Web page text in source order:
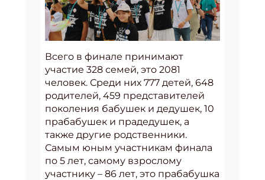
Всего в финале принимают
участие 328 семей, это 2081
человек. Среди них 777 детей, 648
родителей, 459 представителей
поколения бабушек и дедушек, 10
прабабушек и прадедушек, а
также другие родственники.
Самым юным участникам финала
по 5 лет, самому взрослому
участнику – 86 лет, это прабабушка